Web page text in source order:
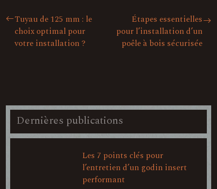
Tuyau de 125 mm : le
choix optimal pour
votre installation ?
Étapes essentielles
pour l’installation d’un
poêle à bois sécurisée
Dernières publications
Les 7 points clés pour
l’entretien d’un godin insert
performant